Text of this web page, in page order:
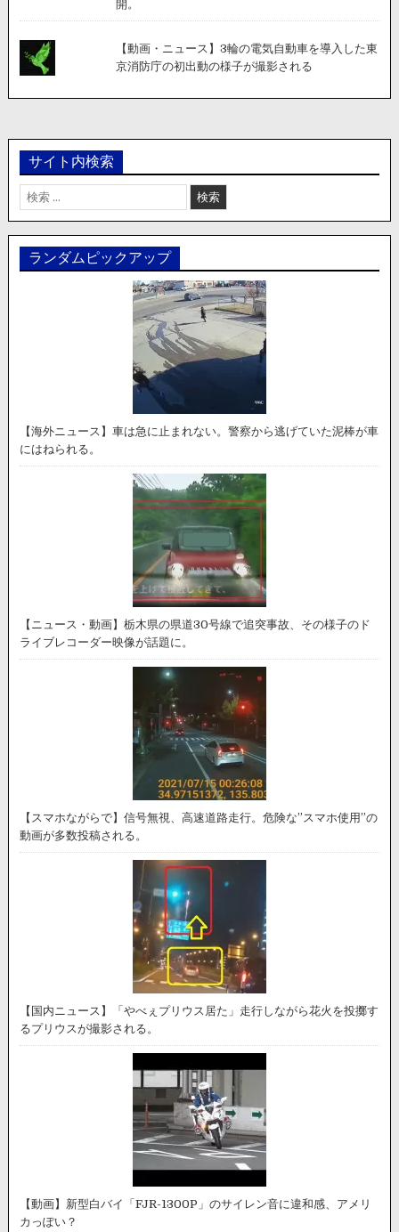
開。
【動画・ニュース】3輪の電気自動車を導入した東
京消防庁の初出動の様子が撮影される
サイト内検索
検
索:
ランダムピックアップ
【海外ニュース】車は急に止まれない。警察から逃げていた泥棒が車
にはねられる。
【ニュース・動画】栃木県の県道30号線で追突事故、その様子のド
ライブレコーダー映像が話題に。
【スマホながらで】信号無視、高速道路走行。危険な”スマホ使用”の
動画が多数投稿される。
【国内ニュース】「やべぇプリウス居た」走行しながら花火を投擲す
るプリウスが撮影される。
【動画】新型白バイ「FJR-1300P」のサイレン音に違和感、アメリ
カっぽい？